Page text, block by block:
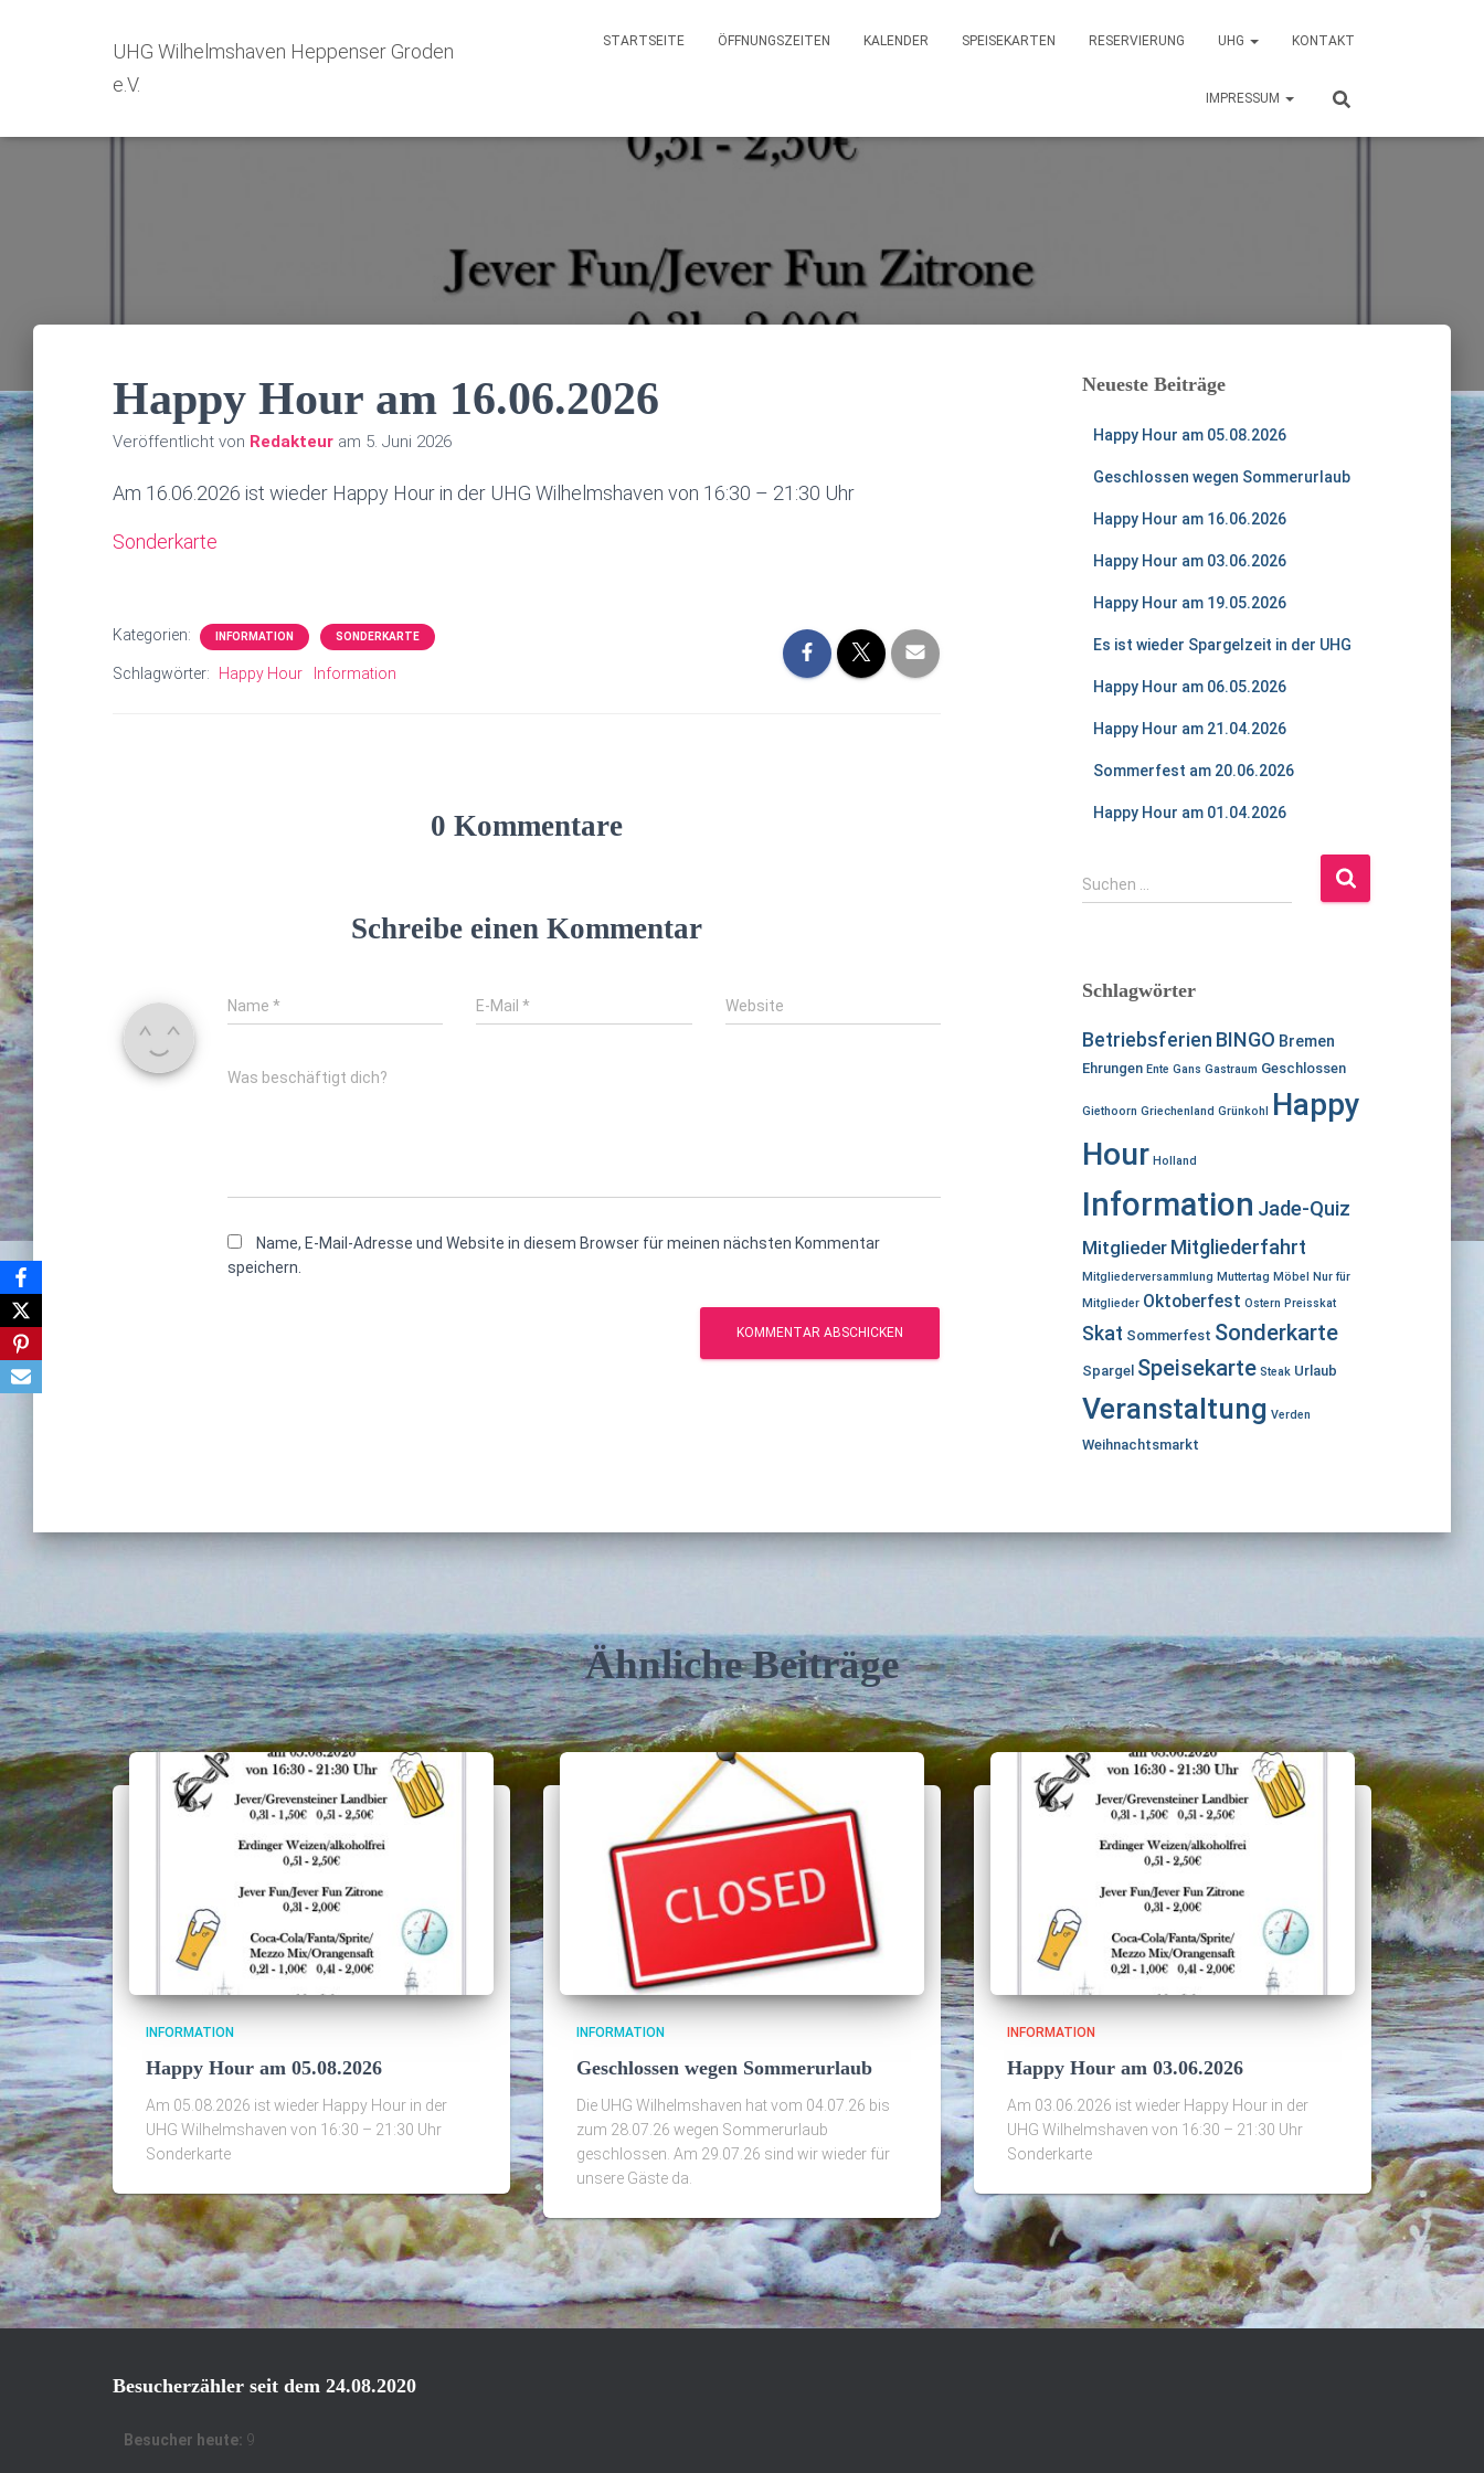
UHG Wilhelmshaven Heppenser Groden
e.V.
STARTSEITE ÖFFNUNGSZEITEN KALENDER SPEISEKARTEN RESERVIERUNG UHG KONTAKT
IMPRESSUM
Happy Hour am 16.06.2026
Veröffentlicht von Redakteur am 5. Juni 2026
Am 16.06.2026 ist wieder Happy Hour in der UHG Wilhelmshaven von 16:30 – 21:30 Uhr
Sonderkarte
Kategorien: INFORMATION SONDERKARTE
Schlagwörter: Happy Hour Information
0 Kommentare
Schreibe einen Kommentar
Name * E-Mail* Website
Was beschäftigt dich?
Name, E-Mail-Adresse und Website in diesem Browser für meinen nächsten Kommentar
speichern.
Neueste Beiträge
Happy Hour am 05.08.2026
Geschlossen wegen Sommerurlaub
Happy Hour am 16.06.2026
Happy Hour am 03.06.2026
Happy Hour am 19.05.2026
Es ist wieder Spargelzeit in der UHG
Happy Hour am 06.05.2026
Happy Hour am 21.04.2026
Sommerfest am 20.06.2026
Happy Hour am 01.04.2026
S
u
n
a
c
:
Suchen …
Schlagwörter
Betriebsferien BINGO Bremen
Ehrungen Ente Gans Gastraum Geschlossen
Giethoorn Griechenland Grünkohl Happy
Hour Holland
Information Jade-Quiz
Mitglieder Mitgliederfahrt
Mitgliederversammlung Muttertag Möbel Nur für
Mitglieder Oktoberfest Ostern Preisskat
Skat Sommerfest Sonderkarte
Spargel Speisekarte Steak Urlaub
Veranstaltung Verden
Weihnachtsmarkt
Ähnliche Beiträge
INFORMATION
Happy Hour am 05.08.2026
Am 05.08.2026 ist wieder Happy Hour in der
UHG Wilhelmshaven von 16:30 – 21:30 Uhr
Sonderkarte
INFORMATION
Geschlossen wegen Sommerurlaub
Die UHG Wilhelmshaven hat vom 04.07.26 bis
zum 28.07.26 wegen Sommerurlaub
geschlossen. Am 29.07.26 sind wir wieder für
unsere Gäste da.
INFORMATION
Happy Hour am 03.06.2026
Am 03.06.2026 ist wieder Happy Hour in der
UHG Wilhelmshaven von 16:30 – 21:30 Uhr
Sonderkarte
Besucherzähler seit dem 24.08.2020
Besucher heute: 9